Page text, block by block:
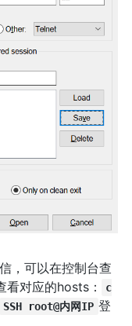
，可以在控制台查
看对应的hosts：
c
SSH root@内网IP 登